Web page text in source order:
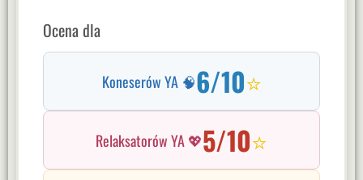
Ocena dla
Koneserów YA 🧠6/10⭐
Relaksatorów YA 💖5/10⭐